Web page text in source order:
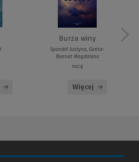
Burza winy
Spandel Justyna, Gonta-
Biernat Magdalena
nocą
Więcej